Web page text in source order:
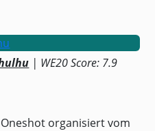
| WE20 Score: 7.9
organisiert vom